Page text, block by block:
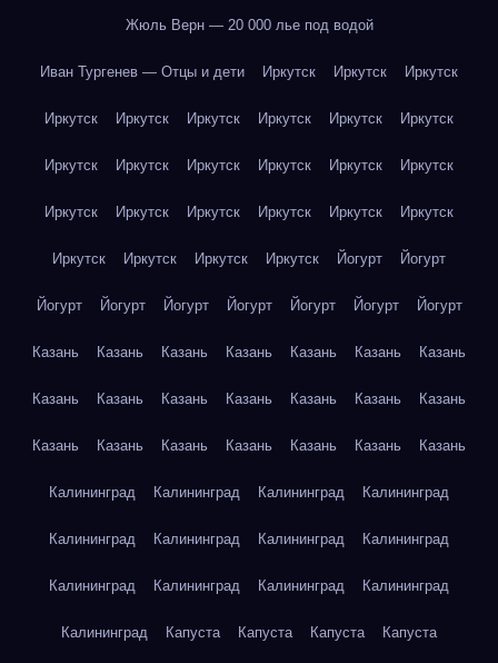
Жюль Верн — 20 000 лье под водой
Иван Тургенев — Отцы и дети Иркутск Иркутск Иркутск
Иркутск Иркутск Иркутск Иркутск Иркутск Иркутск
Иркутск Иркутск Иркутск Иркутск Иркутск Иркутск
Иркутск Иркутск Иркутск Иркутск Иркутск Иркутск
Иркутск Иркутск Иркутск Иркутск Йогурт Йогурт
Йогурт Йогурт Йогурт Йогурт Йогурт Йогурт Йогурт
Казань Казань Казань Казань Казань Казань Казань
Казань Казань Казань Казань Казань Казань Казань
Казань Казань Казань Казань Казань Казань Казань
Калининград Калининград Калининград Калининград
Калининград Калининград Калининград Калининград
Калининград Калининград Калининград Калининград
Калининград Капуста Капуста Капуста Капуста